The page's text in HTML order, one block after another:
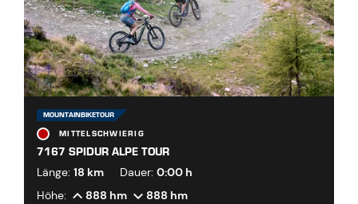
MOUNTAINBIKETOUR
MITTELSCHWIERIG
7167 SPIDUR ALPE TOUR
Länge: 18 km Dauer: 0:00 h
Höhe:
888 hm 888 hm